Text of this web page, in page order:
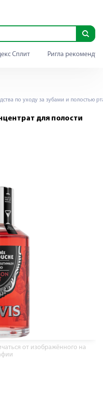
Сплит Ригла
по уходу за зубами и полостью
для полости
от изображённого на